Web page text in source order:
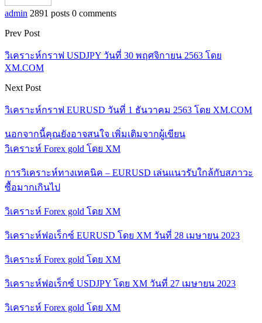
admin 2891 posts 0 comments
Prev Post
วิเคราะห์กราฟ USDJPY วันที่ 30 พฤศจิกายน 2563 โดย
XM.COM
Next Post
วิเคราะห์กราฟ EURUSD วันที่ 1 ธันวาคม 2563 โดย XM.COM
นอกจากนี้คุณยังอาจสนใจ เพิ่มเติมจากผู้เขียน
วิเคราะห์ Forex gold โดย XM
การวิเคราะห์ทางเทคนิค – EURUSD เล่นแนวรับใกล้กับสภาวะ
ซื้อมากเกินไป
วิเคราะห์ Forex gold โดย XM
วิเคราะห์ฟอเร็กซ์ EURUSD โดย XM วันที่ 28 เมษายน 2023
วิเคราะห์ Forex gold โดย XM
วิเคราะห์ฟอเร็กซ์ USDJPY โดย XM วันที่ 27 เมษายน 2023
วิเคราะห์ Forex gold โดย XM